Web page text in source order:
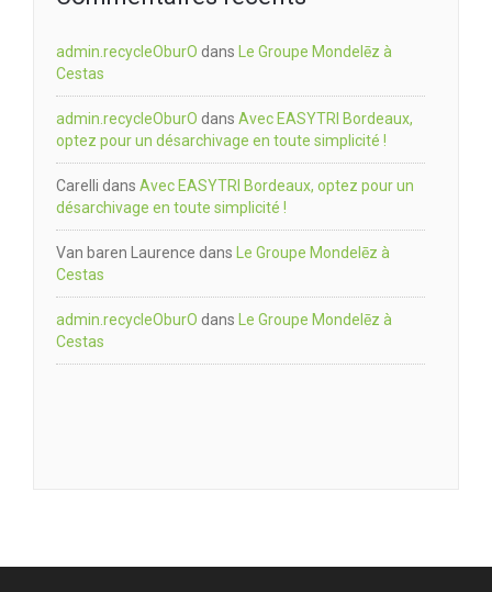
admin.recycleOburO dans Le Groupe Mondelēz à
Cestas
admin.recycleOburO dans Avec EASYTRI Bordeaux,
optez pour un désarchivage en toute simplicité !
Carelli dans Avec EASYTRI Bordeaux, optez pour un
désarchivage en toute simplicité !
Van baren Laurence dans Le Groupe Mondelēz à
Cestas
admin.recycleOburO dans Le Groupe Mondelēz à
Cestas